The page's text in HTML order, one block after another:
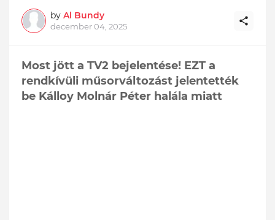
by Al Bundy
december 04, 2025
Most jött a TV2 bejelentése! EZT a
rendkívüli műsorváltozást jelentették
be Kálloy Molnár Péter halála miatt